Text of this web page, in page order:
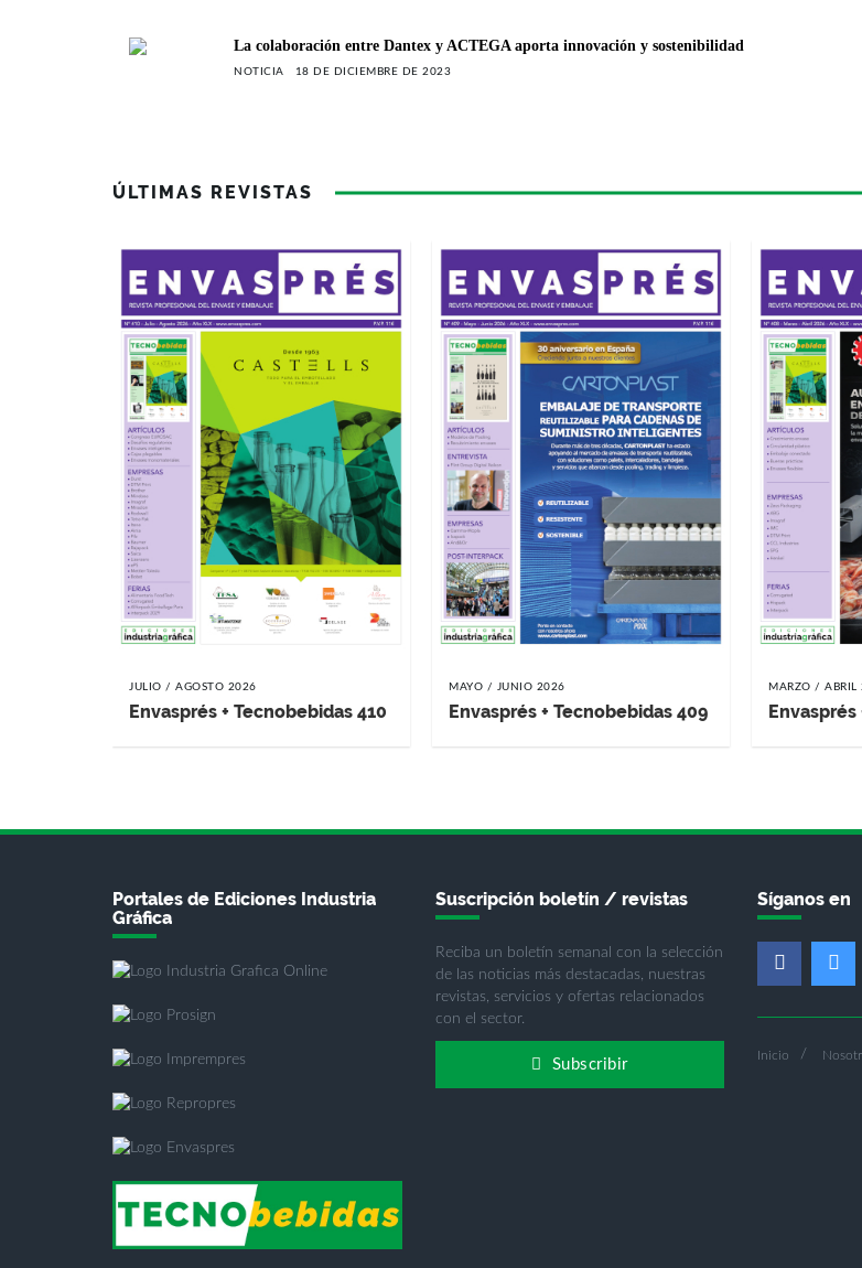
La colaboración entre Dantex y ACTEGA aporta innovación y sostenibilidad
NOTICIA 18 DE DICIEMBRE DE 2023
ÚLTIMAS REVISTAS
JULIO / AGOSTO 2026
Envasprés + Tecnobebidas 410
MAYO / JUNIO 2026
Envasprés + Tecnobebidas 409
MARZO / ABRIL
Envasprés
Portales de Ediciones Industria
Gráfica
Suscripción boletín / revistas
Reciba un boletín semanal con la selección
de las noticias más destacadas, nuestras
revistas, servicios y ofertas relacionados
con el sector.
Subscribir
Síganos en
Inicio